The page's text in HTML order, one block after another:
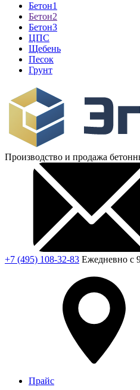
Бетон1
Бетон2
Бетон3
ЦПС
Щебень
Песок
Грунт
Производство и продажа
+7 (495) 108-32-83 Ежедневно с
Прайс